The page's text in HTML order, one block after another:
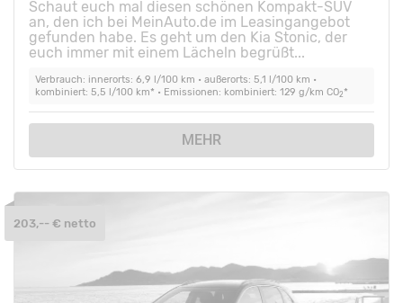
Schaut euch mal diesen schönen Kompakt-SUV
an, den ich bei MeinAuto.de im Leasingangebot
gefunden habe. Es geht um den Kia Stonic, der
euch immer mit einem Lächeln begrüßt...
Verbrauch: innerorts: 6,9 l/100 km • außerorts: 5,1 l/100 km •
kombiniert: 5,5 l/100 km* • Emissionen: kombiniert: 129 g/km CO2*
MEHR
203,-- € netto